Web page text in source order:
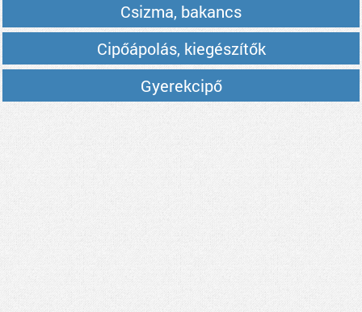
Csizma, bakancs
Cipőápolás, kiegészítők
Gyerekcipő